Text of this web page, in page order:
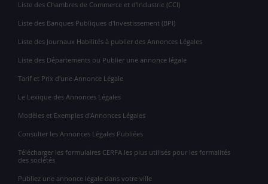
Liste des Chambres de Commerce et d'Industrie (CCI)
Liste des Banques Publiques d'Investissement (BPI)
Liste des Journaux Habilités à publier des Annonces Légales
Liste des Départements ou Publier une annonce légale
Tarif et Prix d'une Annonce Légale
Le Lexique des Annonces Légales
Modèles et Exemples d'Annonces Légales
Consulter les Annonces Légales Publiées
Télécharger les formulaires CERFA les plus utilisés pour les formalités
des sociétés
Publiez une annonce légale dans votre ville